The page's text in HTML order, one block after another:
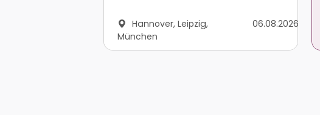
Hannover, Leipzig,
München
06.08.2026